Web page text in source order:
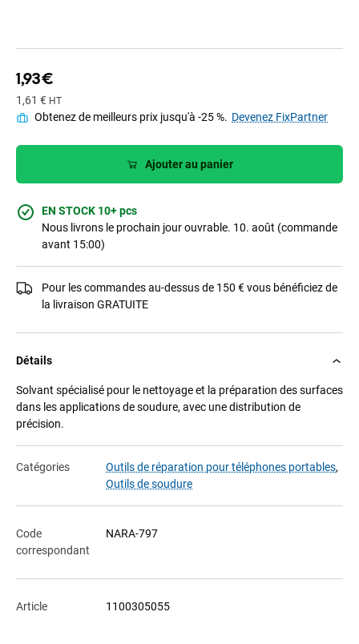
1,93 €
1,61 € HT
Obtenez de meilleurs prix jusqu'à -25 %. Devenez FixPartner
Ajouter au panier
EN STOCK 10+ pcs
Nous livrons le prochain jour ouvrable. 10. août (commande
avant 15:00)
Pour les commandes au-dessus de 150 € vous bénéficiez de
la livraison GRATUITE
Détails
Solvant spécialisé pour le nettoyage et la préparation des surfaces
dans les applications de soudure, avec une distribution de
précision.
Catégories Outils de réparation pour téléphones portables,
Outils de soudure
Code
correspondant
NARA-797
Article 1100305055